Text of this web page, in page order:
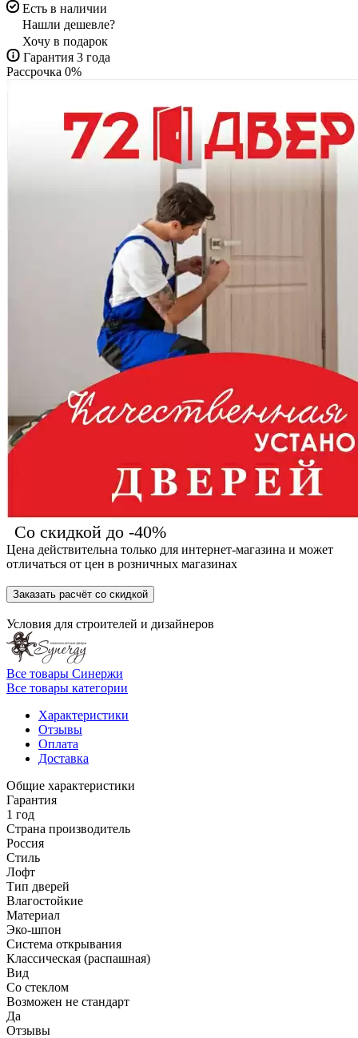
Есть в наличии
Нашли дешевле?
Хочу в подарок
Гарантия 3 года
Рассрочка 0%
Со скидкой до -40%
Цена действительна только для интернет-магазина и может
отличаться от цен в розничных магазинах
Заказать расчёт со скидкой
Условия для строителей и дизайнеров
Все товары Синержи
Все товары категории
Характеристики
Отзывы
Оплата
Доставка
Общие характеристики
Гарантия
1 год
Страна производитель
Россия
Стиль
Лофт
Тип дверей
Влагостойкие
Материал
Эко-шпон
Система открывания
Классическая (распашная)
Вид
Со стеклом
Возможен не стандарт
Да
Отзывы